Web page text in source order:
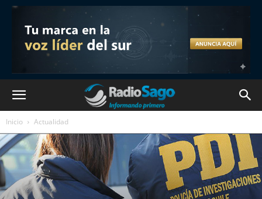
Inicio Actualidad